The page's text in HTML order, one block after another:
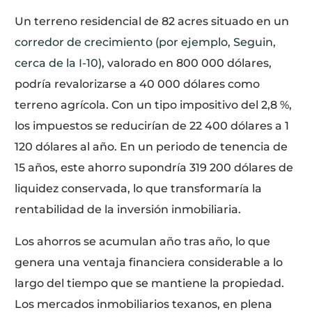
Un terreno residencial de 82 acres situado en un
corredor de crecimiento (por ejemplo, Seguin,
cerca de la I-10), valorado en 800 000 dólares,
podría revalorizarse a 40 000 dólares como
terreno agrícola. Con un tipo impositivo del 2,8 %,
los impuestos se reducirían de 22 400 dólares a 1
120 dólares al año. En un periodo de tenencia de
15 años, este ahorro supondría 319 200 dólares de
liquidez conservada, lo que transformaría la
rentabilidad de la inversión inmobiliaria.
Los ahorros se acumulan año tras año, lo que
genera una ventaja financiera considerable a lo
largo del tiempo que se mantiene la propiedad.
Los mercados inmobiliarios texanos, en plena